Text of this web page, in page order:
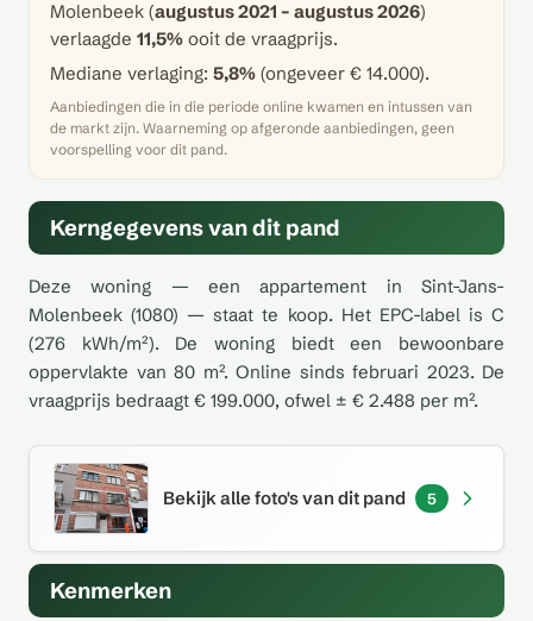
Molenbeek (augustus 2021 – augustus 2026)
verlaagde 11,5% ooit de vraagprijs.
Mediane verlaging: 5,8% (ongeveer € 14.000).
Aanbiedingen die in die periode online kwamen en intussen van
de markt zijn. Waarneming op afgeronde aanbiedingen, geen
voorspelling voor dit pand.
Kerngegevens van dit pand
Deze woning — een appartement in Sint-Jans-
Molenbeek (1080) — staat te koop. Het EPC-label is C
(276 kWh/m²). De woning biedt een bewoonbare
oppervlakte van 80 m². Online sinds februari 2023. De
vraagprijs bedraagt € 199.000, ofwel ± € 2.488 per m².
Bekijk alle foto's van dit pand 5
Kenmerken